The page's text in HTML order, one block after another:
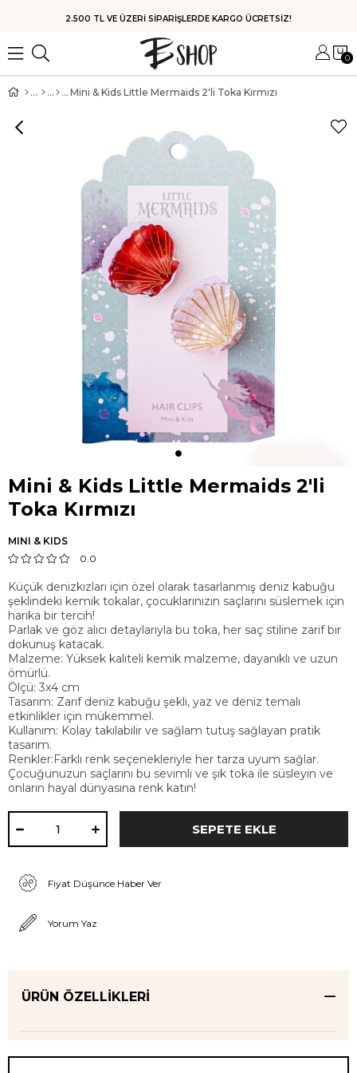
HIZLI KARGO
0
Mini & Kids Little Mermaids 2'li Toka Kırmızı
Mini & Kids Little Mermaids 2'li
Toka Kırmızı
MINI & KIDS
0.0
Küçük denizkızları için özel olarak tasarlanmış deniz kabuğu
şeklindeki kemik tokalar, çocuklarınızın saçlarını süslemek için
harika bir tercih!
Parlak ve göz alıcı detaylarıyla bu toka, her saç stiline zarif bir
dokunuş katacak.
Malzeme: Yüksek kaliteli kemik malzeme, dayanıklı ve uzun
ömürlü.
Ölçü: 3x4 cm
Tasarım: Zarif deniz kabuğu şekli, yaz ve deniz temalı
etkinlikler için mükemmel.
Kullanım: Kolay takılabilir ve sağlam tutuş sağlayan pratik
tasarım.
Renkler:Farklı renk seçenekleriyle her tarza uyum sağlar.
Çocuğunuzun saçlarını bu sevimli ve şık toka ile süsleyin ve
onların hayal dünyasına renk katın!
Fiyat Düşünce Haber Ver
Yorum Yaz
ÜRÜN ÖZELLIKLERI